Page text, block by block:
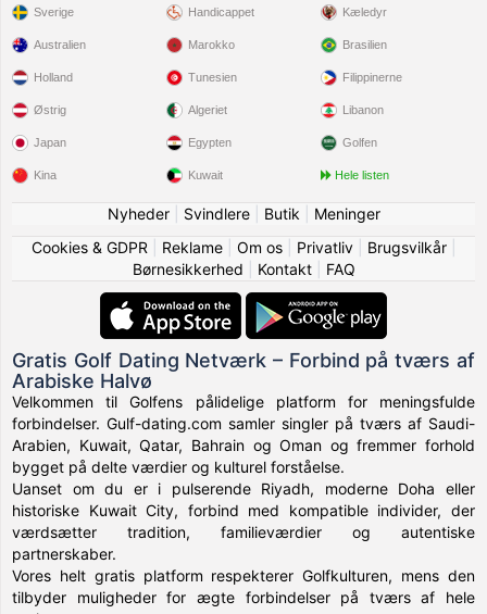
Sverige Handicappet Kæledyr
Australien
Holland
Østrig
Japan
Kina
Marokko
Tunesien
Algeriet
Egypten
Kuwait
Brasilien
Filippinerne
Libanon
Golfen
Hele listen
Nyheder| Svindlere| Butik
Meninger
Cookies & GDPR
Reklame| Om os| Privatliv| Brugsvilkår|
Børnesikkerhed
Kontakt| FAQ
Gratis Golf Dating Netværk – Forbind på tværs af
Arabiske Halvø
Velkommen til Golfens pålidelige platform for meningsfulde
forbindelser. Gulf-dating.com samler singler på tværs af Saudi-
Arabien, Kuwait, Qatar, Bahrain og Oman og fremmer forhold
bygget på delte værdier og kulturel forståelse.
Uanset om du er i pulserende Riyadh, moderne Doha eller
historiske Kuwait City, forbind med kompatible individer, der
værdsætter tradition, familieværdier og autentiske
partnerskaber.
Vores helt gratis platform respekterer Golfkulturen, mens den
tilbyder muligheder for ægte forbindelser på tværs af hele